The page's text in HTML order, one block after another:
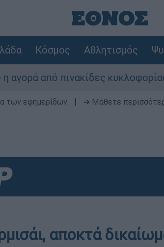
Κόσμος Αθλητισμός
από πινακίδες κυκλοφορίας:
των εφημερίδων ➔ Μάθετε
αποκτά